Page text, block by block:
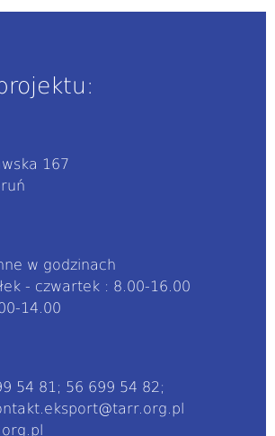
167
w godzinach
- czwartek : 8.00-16.00
14.00
54 81; 56 699 54 82;